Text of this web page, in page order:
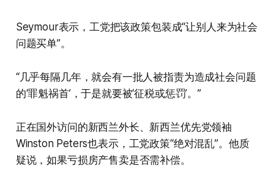
Seymour表示，工党把该政策包装成“让别人来为社会
问题买单”。
“几乎每隔几年，就会有一批人被指责为造成社会问题
的‘罪魁祸首’，于是就要被‘征税或惩罚’。”
正在国外访问的新西兰外长、新西兰优先党领袖
Winston Peters也表示，工党政策“绝对混乱”。他质
疑说，如果亏损房产售卖是否需补偿。